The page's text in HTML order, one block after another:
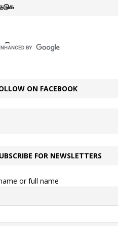
ON FACEBOOK
FOR NEWSLETTERS
or full name